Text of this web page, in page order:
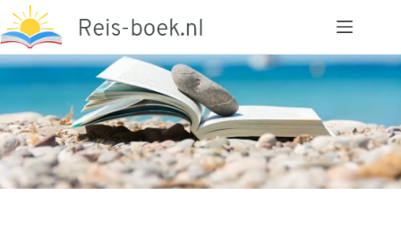
naar
de
inhoud